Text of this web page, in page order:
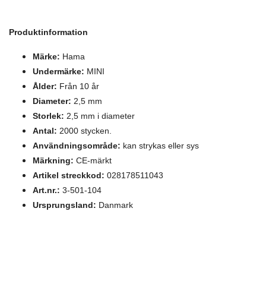
Produktinformation
Märke: Hama
Undermärke: MINI
Ålder: Från 10 år
Diameter: 2,5 mm
Storlek: 2,5 mm i diameter
Antal: 2000 stycken.
Användningsområde: kan strykas eller sys
Märkning: CE-märkt
Artikel streckkod: 028178511043
Art.nr.: 3-501-104
Ursprungsland: Danmark